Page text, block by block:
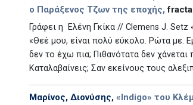
ο Παράξενος Τζων της εποχής,
Γράφει η Ελένη Γκίκα // Clemens J.
«Θεέ μου, είναι πολύ εύκολο. Ρώτα με.
δεν το έχω πια; Πιθανότατα δεν
Καταλαβαίνεις; Σαν εκείνους τους
Μαρίνος, Διονύσης, «Indigo» του